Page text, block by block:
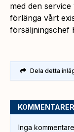
med den
förlänga vårt
försäljningschef
Dela detta
KOMMENTARER
Inga